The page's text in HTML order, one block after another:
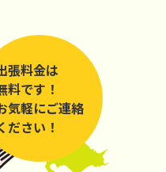
張料金は
料です！
気軽にご連絡
ださい！